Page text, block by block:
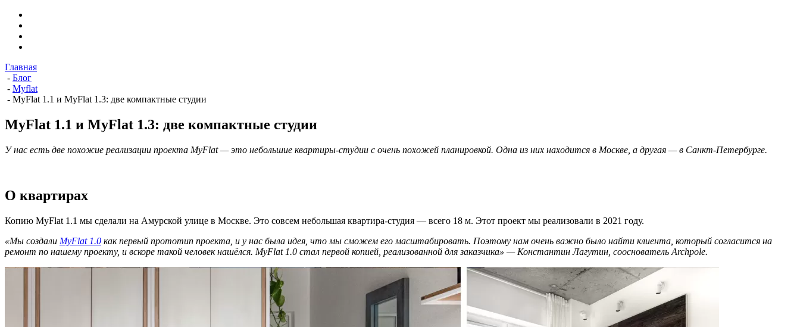
Главная
- Блог
- Myflat
- MyFlat 1.1 и MyFlat 1.3: две компактные студии
MyFlat 1.1 и MyFlat 1.3: две компактные студии
У нас есть две похожие реализации проекта MyFlat — это небольшие квартиры-студии с очень похожей планировкой. Одна из них находится в Москве, а другая — в Санкт-Петербурге.
О квартирах
Копию MyFlat 1.1 мы сделали на Амурской улице в Москве. Это совсем небольшая квартира-студия — всего 18 м. Этот проект мы реализовали в 2021 году.
«Мы создали MyFlat 1.0 как первый прототип проекта, и у нас была идея, что мы сможем его масштабировать. Поэтому нам очень важно было найти клиента, который согласится на
ремонт по нашему проекту, и вскоре такой человек нашёлся. MyFlat 1.0 стал первой копией, реализованной для заказчика» — Константин Лагутин, сооснователь Archpole.